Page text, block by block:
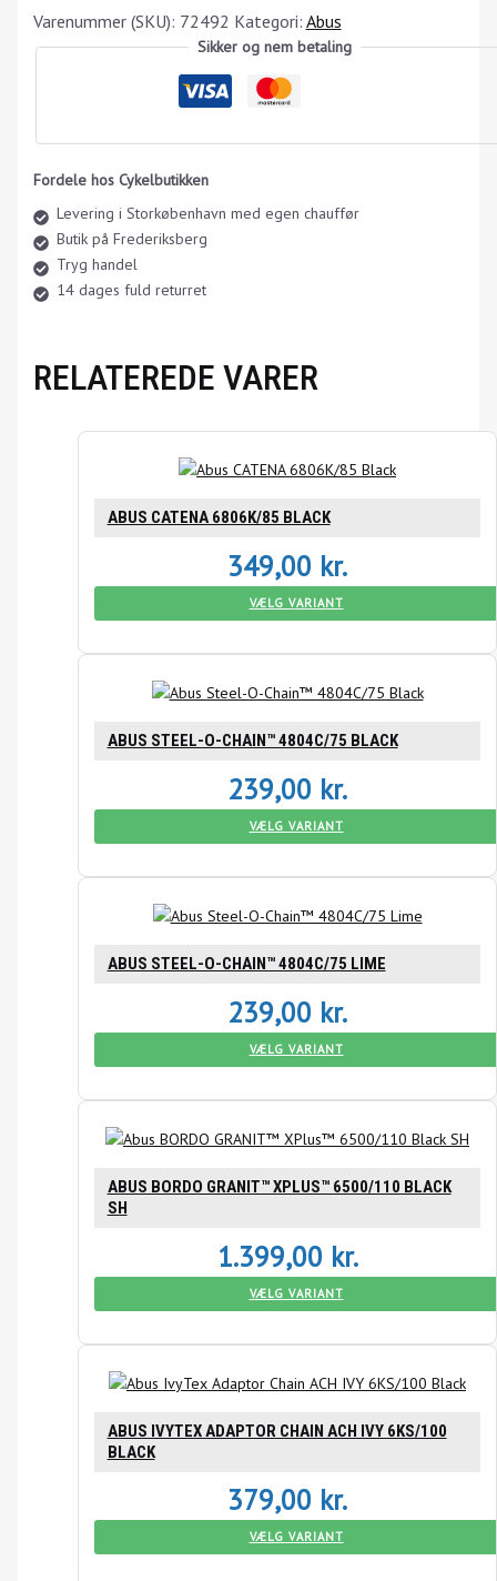
Varenummer (SKU): 72492 Kategori: Abus
Sikker og nem betaling
Fordele hos Cykelbutikken
Levering i Storkøbenhavn med egen chauffør
Butik på Frederiksberg
Tryg handel
14 dages fuld returret
RELATEREDE VARER
ABUS CATENA 6806K/85 BLACK
349,00 kr.
VÆLG VARIANT
ABUS STEEL-O-CHAIN™ 4804C/75 BLACK
239,00 kr.
VÆLG VARIANT
ABUS STEEL-O-CHAIN™ 4804C/75 LIME
239,00 kr.
VÆLG VARIANT
ABUS BORDO GRANIT™ XPLUS™ 6500/110 BLACK
SH
1.399,00 kr.
VÆLG VARIANT
ABUS IVYTEX ADAPTOR CHAIN ACH IVY 6KS/100
BLACK
379,00 kr.
VÆLG VARIANT